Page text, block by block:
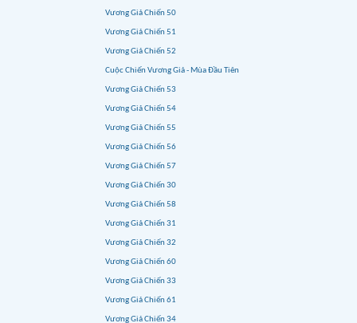
Vương Giả Chiến 50
Vương Giả Chiến 51
Vương Giả Chiến 52
Cuộc Chiến Vương Giả - Mùa Đầu Tiên
Vương Giả Chiến 53
Vương Giả Chiến 54
Vương Giả Chiến 55
Vương Giả Chiến 56
Vương Giả Chiến 57
Vương Giả Chiến 30
Vương Giả Chiến 58
Vương Giả Chiến 31
Vương Giả Chiến 32
Vương Giả Chiến 60
Vương Giả Chiến 33
Vương Giả Chiến 61
Vương Giả Chiến 34